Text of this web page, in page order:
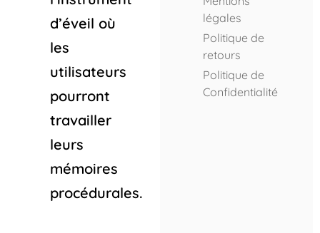
d’éveil où
les
utilisateurs
pourront
travailler
leurs
mémoires
procédurales.
légales
Politique de
retours
Politique de
Confidentialité